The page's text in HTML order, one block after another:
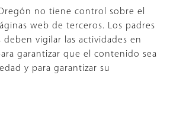
no tiene control sobre el
web de terceros. Los padres
vigilar las actividades en
garantizar que el contenido sea
y para garantizar su